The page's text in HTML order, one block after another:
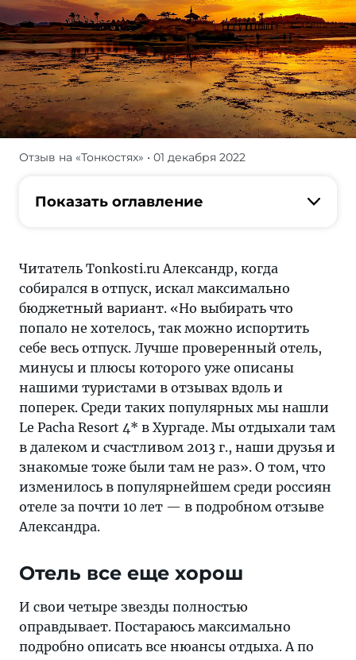
Мы
там
счастливом
2013,
наши
друзья
знакомые
были
не
Отзыв на «Тонкостях» • 01 декабря 2022
Показать оглавление
Читатель Tonkosti.ru Александр, когда
собирался в отпуск, искал максимально
бюджетный вариант. «Но выбирать что
попало не хотелось, так можно испортить
себе весь отпуск. Лучше проверенный отель,
минусы и плюсы которого уже описаны
нашими туристами в отзывах вдоль и
поперек. Среди таких популярных мы нашли
Le Pacha Resort 4* в Хургаде. Мы отдыхали там
в далеком и счастливом 2013 г., наши друзья и
знакомые тоже были там не раз». О том, что
изменилось в популярнейшем среди россиян
отеле за почти 10 лет — в подробном отзыве
Александра.
Отель все еще хорош
И свои четыре звезды полностью
оправдывает. Постараюсь максимально
подробно описать все нюансы отдыха. А по